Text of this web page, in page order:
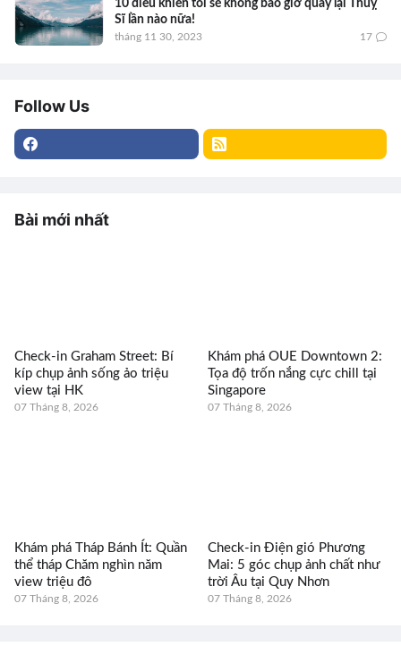
10 điều khiến tôi sẽ không bao giờ quay lại Thuỵ
Sĩ lần nào nữa!
tháng 11 30, 2023 17
Follow Us
Bài mới nhất
Check-in Graham Street: Bí
kíp chụp ảnh sống ảo triệu
view tại HK
07 Tháng 8, 2026
Khám phá OUE Downtown 2:
Tọa độ trốn nắng cực chill tại
Singapore
07 Tháng 8, 2026
Khám phá Tháp Bánh Ít: Quần
thể tháp Chăm nghìn năm
view triệu đô
07 Tháng 8, 2026
Check-in Điện gió Phương
Mai: 5 góc chụp ảnh chất như
trời Âu tại Quy Nhơn
07 Tháng 8, 2026